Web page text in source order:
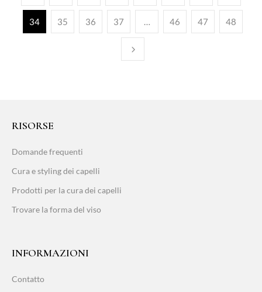
34 35 36 37 46 47 48
RISORSE
Domande frequenti
Cura e styling dei capelli
Prodotti per la cura dei capelli
Trovare la forma del viso
INFORMAZIONI
Contatto